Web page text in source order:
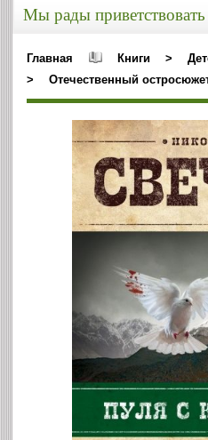
Мы рады
Главная Книги >
>
Отечественный